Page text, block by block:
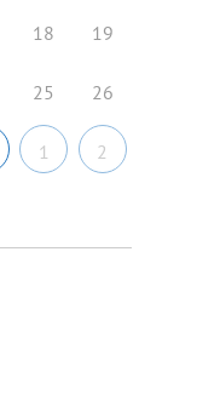
18 19
25 26
1 2